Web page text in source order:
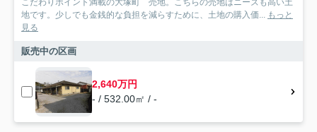
こだわりポイント満載の大塚町 売地。こちらの売地はニーズも高い土
地です。少しでも金銭的な負担を減らすために、土地の購入価... もっと
見る
販売中の区画
2,640万円
- / 532.00㎡ / -